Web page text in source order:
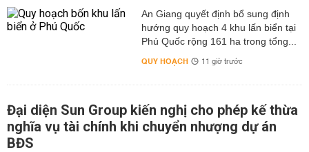
An Giang quyết định bổ sung định
hướng quy hoạch 4 khu lấn biển tại
Phú Quốc rộng 161 ha trong tổng...
QUY HOẠCH 11 giờ trước
Đại diện Sun Group kiến nghị cho phép kế thừa
nghĩa vụ tài chính khi chuyển nhượng dự án
BĐS